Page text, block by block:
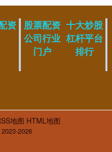
资 股票配资
公司行业
门户
十大炒股
杠杆平台
排行
地图 HTML地图
2026